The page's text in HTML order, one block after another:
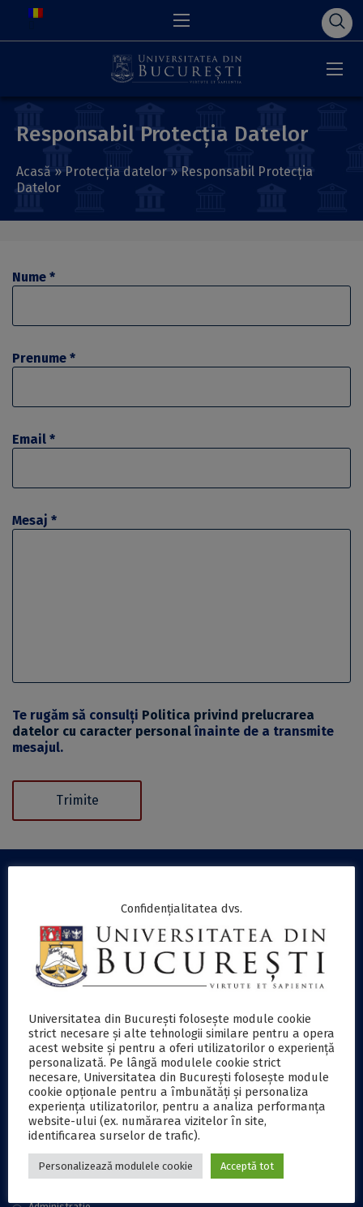
Responsabil Protecția Datelor
Acasă » Protecția datelor » Responsabil Protecția
Datelor
Nume *
Prenume *
Email *
Mesaj *
Te rugăm să consulți Politica privind prelucrarea
datelor cu caracter personalînainte de a transmite
mesajul.
Informații publice
Achiziții publice
Plăţi online
Contact
Protecţia datelor
Accesibilitate
EDUROAM
Aniversare 160 ani
Confidențialitatea dvs.
Universitatea din București folosește module cookie
strict necesare și alte tehnologii similare pentru a opera
acest website și pentru a oferi utilizatorilor o experiență
personalizată. Pe lângă modulele cookie strict
necesare, Universitatea din București folosește module
cookie opționale pentru a îmbunătăți și personaliza
experiența utilizatorilor, pentru a analiza performanța
website-ului (ex. numărarea vizitelor în site,
identificarea surselor de trafic).
Personalizează modulele cookie Acceptă tot